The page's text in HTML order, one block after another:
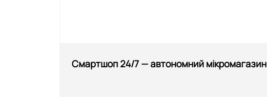
Смартшоп 24/7 — автономний мікромагазин